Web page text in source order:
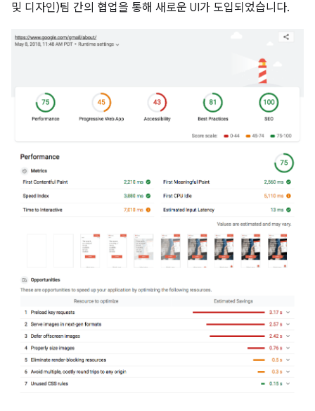
및 디자인)팀 간의 협업을 통해 새로운 UI가 도입되었습니다.